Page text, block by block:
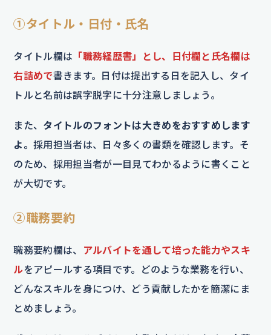
①タイトル・日付・氏名
タイトル欄は 「職務経歴書」とし、日付欄と氏名欄は
右詰めで書きます。日付は提出する日を記入し、タイ
トルと名前は誤字脱字に十分注意しましょう。
また、 タイトルのフォントは大きめをおすすめします
よ。採用担当者は、日々多くの書類を確認します。そ
のため、採用担当者が一目見てわかるように書くこと
が大切です。
②職務要約
職務要約欄は、
アルバイトを通して培った能力やスキ
ルをアピールする項目です。どのような業務を行い、
どんなスキルを身につけ、どう貢献したかを簡潔にま
とめましょう。